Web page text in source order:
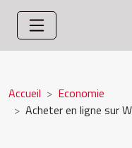
Accueil
Economie
Acheter en ligne sur